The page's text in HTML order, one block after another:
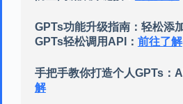
GPTs功能升级指南：轻松添
GPTs轻松调用API： 前往了解
手把手教你打造个人GPTs：
解